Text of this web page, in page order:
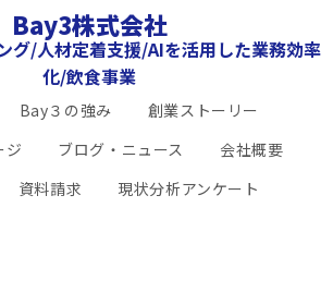
Bay3株式会社
グ/人材定着支援/AIを活用した業務効率
化/飲食事業
Bay３の強み
創業ストーリー
ジ
ブログ・ニュース
会社概要
資料請求 現状分析アンケート